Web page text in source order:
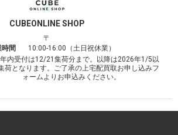
CUBEONLINE SHOP
〒
時間
10:00-16:00（土日祝休業）
内受付は12/21集荷分まで。以降は2026年1/5以
荷となります。ご了承の上宅配買取お申し込みフ
ォームよりお申込みください。